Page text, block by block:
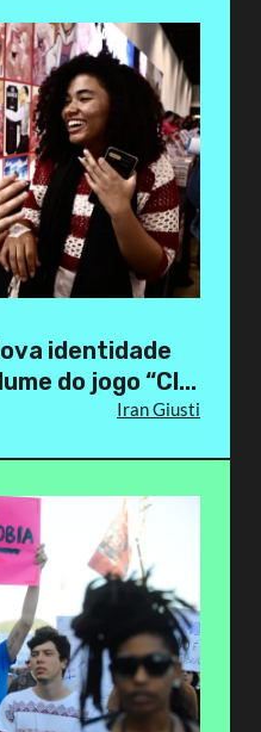
identidade
do jogo “Cl...
Iran Giusti